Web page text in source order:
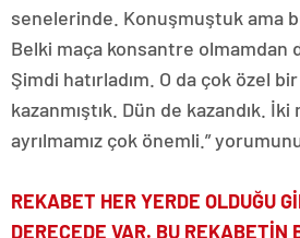
senelerinde. Konuşmuştuk ama
Belki maça konsantre olmamdan
Şimdi hatırladım. O da çok özel bir
kazanmıştık. Dün de kazandık.
ayrılmamız çok önemli.”
REKABET HER YERDE OLDUĞU
DERECEDE VAR. BU REKABETİN